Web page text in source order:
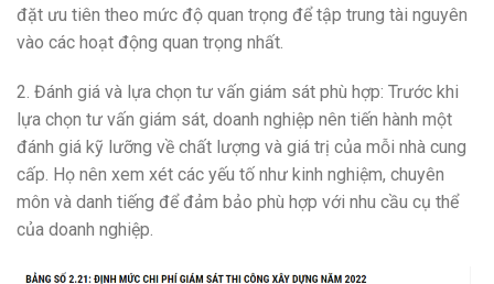
đặt ưu tiên theo mức độ quan trọng để tập trung tài nguyên
vào các hoạt động quan trọng nhất.
2. Đánh giá và lựa chọn tư vấn giám sát phù hợp: Trước khi
lựa chọn tư vấn giám sát, doanh nghiệp nên tiến hành một
đánh giá kỹ lưỡng về chất lượng và giá trị của mỗi nhà cung
cấp. Họ nên xem xét các yếu tố như kinh nghiệm, chuyên
môn và danh tiếng để đảm bảo phù hợp với nhu cầu cụ thể
của doanh nghiệp.